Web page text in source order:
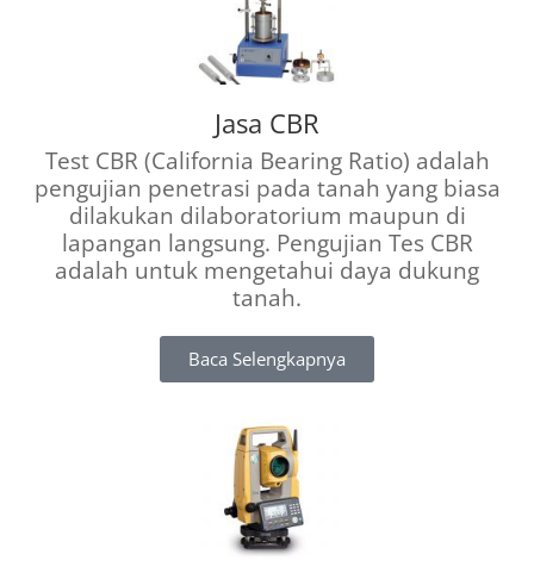
Jasa CBR
Test CBR (California Bearing Ratio) adalah
pengujian penetrasi pada tanah yang biasa
dilakukan dilaboratorium maupun di
lapangan langsung. Pengujian Tes CBR
adalah untuk mengetahui daya dukung
tanah.
Baca Selengkapnya